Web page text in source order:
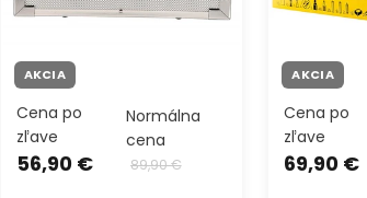
AKCIA
Cena po
zľave
56,90 €
Normálna
cena
89,90 €
AKCIA
Cena po
zľave
69,90 €